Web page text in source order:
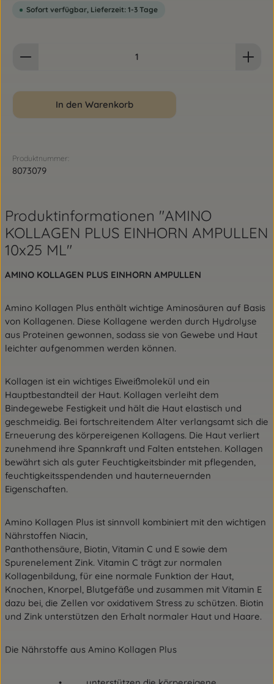
Sofort verfügbar, Lieferzeit: 1-3 Tage
In den Warenkorb
Produktnummer:
8073079
Produktinformationen "AMINO
KOLLAGEN PLUS EINHORN AMPULLEN
10x25 ML"
AMINO KOLLAGEN PLUS EINHORN AMPULLEN
Amino Kollagen Plus enthält wichtige Aminosäuren auf Basis
von Kollagenen. Diese Kollagene werden durch Hydrolyse
aus Proteinen gewonnen, sodass sie von Gewebe und Haut
leichter aufgenommen werden können.
Kollagen ist ein wichtiges Eiweißmolekül und ein
Hauptbestandteil der Haut. Kollagen verleiht dem
Bindegewebe Festigkeit und hält die Haut elastisch und
geschmeidig. Bei fortschreitendem Alter verlangsamt sich die
Erneuerung des körpereigenen Kollagens. Die Haut verliert
zunehmend ihre Spannkraft und Falten entstehen. Kollagen
bewährt sich als guter Feuchtigkeitsbinder mit pflegenden,
feuchtigkeitsspendenden und hauterneuernden
Eigenschaften.
Amino Kollagen Plus ist sinnvoll kombiniert mit den wichtigen
Nährstoffen Niacin,
Panthothensäure, Biotin, Vitamin C und E sowie dem
Spurenelement Zink. Vitamin C trägt zur normalen
Kollagenbildung, für eine normale Funktion der Haut,
Knochen, Knorpel, Blutgefäße und zusammen mit Vitamin E
dazu bei, die Zellen vor oxidativem Stress zu schützen. Biotin
und Zink unterstützen den Erhalt normaler Haut und Haare.
Die Nährstoffe aus Amino Kollagen Plus